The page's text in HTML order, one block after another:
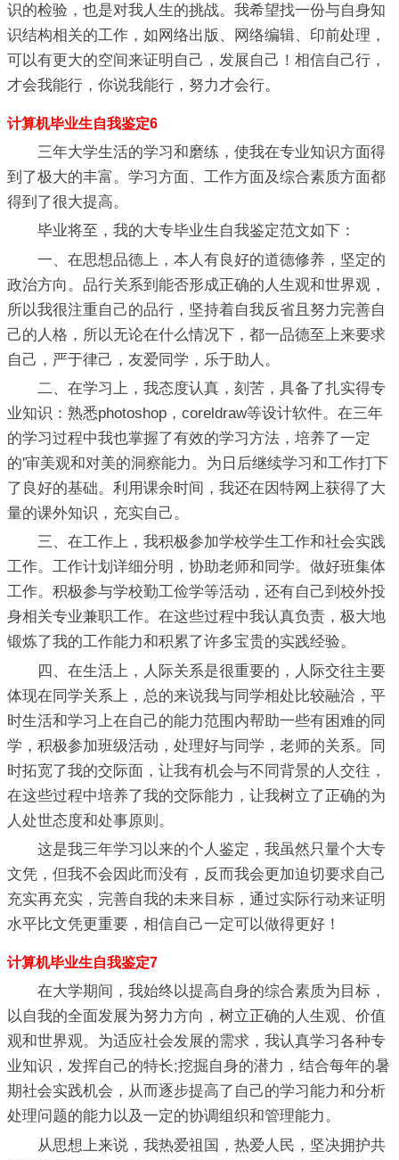
识的检验，也是对我人生的挑战。我希望找一份与自身知
识结构相关的工作，如网络出版、网络编辑、印前处理，
可以有更大的空间来证明自己，发展自己！相信自己行，
才会我能行，你说我能行，努力才会行。
计算机毕业生自我鉴定6
三年大学生活的学习和磨练，使我在专业知识方面得
到了极大的丰富。学习方面、工作方面及综合素质方面都
得到了很大提高。
毕业将至，我的大专毕业生自我鉴定范文如下：
一、在思想品德上，本人有良好的道德修养，坚定的
政治方向。品行关系到能否形成正确的人生观和世界观，
所以我很注重自己的品行，坚持着自我反省且努力完善自
己的人格，所以无论在什么情况下，都一品德至上来要求
自己，严于律己，友爱同学，乐于助人。
二、在学习上，我态度认真，刻苦，具备了扎实得专
业知识：熟悉photoshop，coreldraw等设计软件。在三年
的学习过程中我也掌握了有效的学习方法，培养了一定
的'审美观和对美的洞察能力。为日后继续学习和工作打下
了良好的基础。利用课余时间，我还在因特网上获得了大
量的课外知识，充实自己。
三、在工作上，我积极参加学校学生工作和社会实践
工作。工作计划详细分明，协助老师和同学。做好班集体
工作。积极参与学校勤工俭学等活动，还有自己到校外投
身相关专业兼职工作。在这些过程中我认真负责，极大地
锻炼了我的工作能力和积累了许多宝贵的实践经验。
四、在生活上，人际关系是很重要的，人际交往主要
体现在同学关系上，总的来说我与同学相处比较融洽，平
时生活和学习上在自己的能力范围内帮助一些有困难的同
学，积极参加班级活动，处理好与同学，老师的关系。同
时拓宽了我的交际面，让我有机会与不同背景的人交往，
在这些过程中培养了我的交际能力，让我树立了正确的为
人处世态度和处事原则。
这是我三年学习以来的个人鉴定，我虽然只量个大专
文凭，但我不会因此而没有，反而我会更加迫切要求自己
充实再充实，完善自我的未来目标，通过实际行动来证明
水平比文凭更重要，相信自己一定可以做得更好！
计算机毕业生自我鉴定7
在大学期间，我始终以提高自身的综合素质为目标，
以自我的全面发展为努力方向，树立正确的人生观、价值
观和世界观。为适应社会发展的需求，我认真学习各种专
业知识，发挥自己的特长;挖掘自身的潜力，结合每年的暑
期社会实践机会，从而逐步提高了自己的学习能力和分析
处理问题的能力以及一定的协调组织和管理能力。
从思想上来说，我热爱祖国，热爱人民，坚决拥护共